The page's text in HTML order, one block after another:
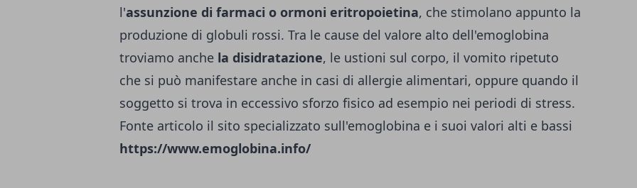
l'assunzione di farmaci o ormoni eritropoietina, che stimolano appunto la
produzione di globuli rossi. Tra le cause del valore alto dell'emoglobina
troviamo anche la disidratazione, le ustioni sul corpo, il vomito ripetuto
che si può manifestare anche in casi di allergie alimentari, oppure quando il
soggetto si trova in eccessivo sforzo fisico ad esempio nei periodi di stress.
Fonte articolo il sito specializzato sull'emoglobina e i suoi valori alti e bassi
https://www.emoglobina.info/